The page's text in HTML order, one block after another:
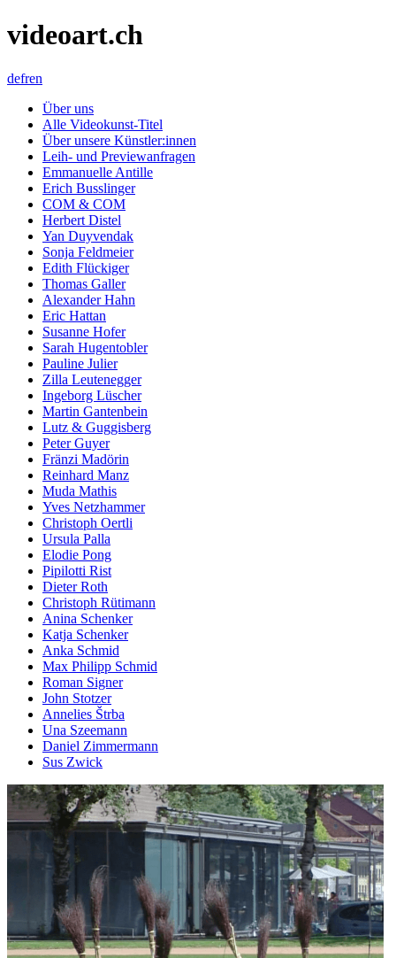
videoart.ch
defren
Über uns
Alle Videokunst-Titel
Über unsere Künstler:innen
Leih- und Previewanfragen
Emmanuelle Antille
Erich Busslinger
COM & COM
Herbert Distel
Yan Duyvendak
Sonja Feldmeier
Edith Flückiger
Thomas Galler
Alexander Hahn
Eric Hattan
Susanne Hofer
Sarah Hugentobler
Pauline Julier
Zilla Leutenegger
Ingeborg Lüscher
Martin Gantenbein
Lutz & Guggisberg
Peter Guyer
Fränzi Madörin
Reinhard Manz
Muda Mathis
Yves Netzhammer
Christoph Oertli
Ursula Palla
Elodie Pong
Pipilotti Rist
Dieter Roth
Christoph Rütimann
Anina Schenker
Katja Schenker
Anka Schmid
Max Philipp Schmid
Roman Signer
John Stotzer
Annelies Štrba
Una Szeemann
Daniel Zimmermann
Sus Zwick